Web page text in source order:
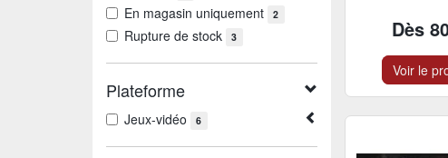
En magasin uniquement 2
Rupture de stock 3
Plateforme
Jeux-vidéo 6
Dès
Voir le